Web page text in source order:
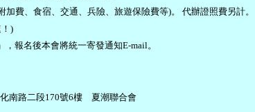
加費、食宿、交通、兵險、旅遊保險費等)。
代辦證照費另計。
)
報名後本會將統一寄發通知E-mail。
南路二段170號6樓 夏潮聯合會